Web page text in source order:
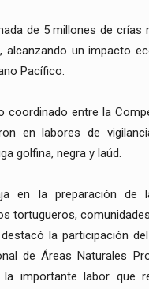
de 5 millones de crías
un impacto
Pacífico.
entre la
en labores de
golfina, negra y laúd.
en la preparación de
tortugueros,
la participación
de Áreas Naturales
importante labor que